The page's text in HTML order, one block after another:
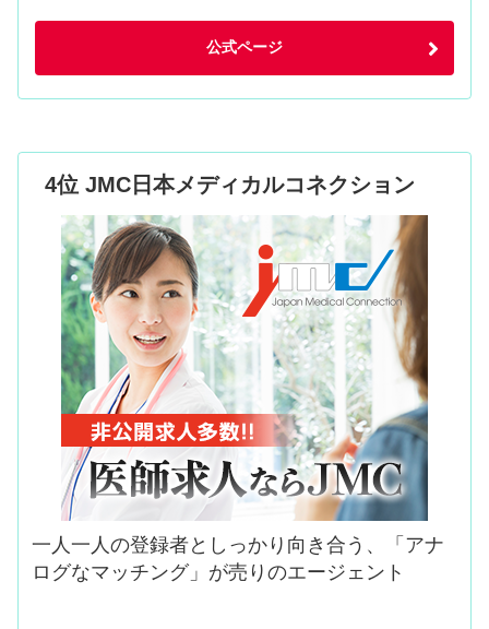
公式ページ
4位 JMC日本メディカルコネクション
一人一人の登録者としっかり向き合う、「アナ
ログなマッチング」が売りのエージェント